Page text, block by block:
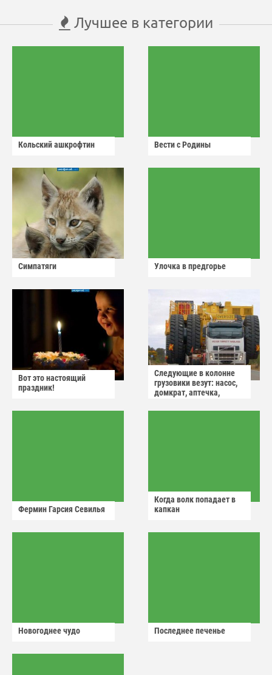
Лучшее в категории
Кольский ашкрофтин Вести с Родины
Симпатяги Улочка в предгорье
Вот это настоящий
праздник!
Следующие в колонне
грузовики везут: насос,
домкрат, аптечка,
Фермин Гарсия Севилья
Когда волк попадает в
капкан
Новогоднее чудо Последнее печенье